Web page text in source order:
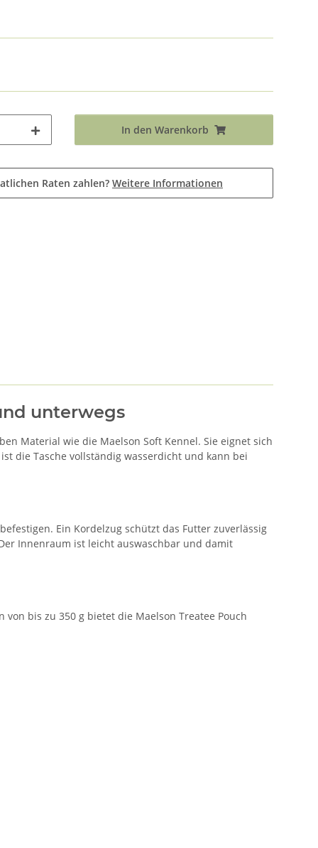
In den Warenkorb
Raten zahlen? Weitere Informationen
unterwegs
Material wie die Maelson Soft Kennel. Sie eignet sich
die Tasche vollständig wasserdicht und kann bei
Ein Kordelzug schützt das Futter zuverlässig
Innenraum ist leicht auswaschbar und damit
bis zu 350 g bietet die Maelson Treatee Pouch